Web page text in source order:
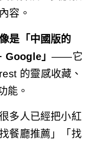
容。
是「中國版的
Google」——它
的靈感收藏、
能。
多人已經把小紅
餐廳推薦」「找